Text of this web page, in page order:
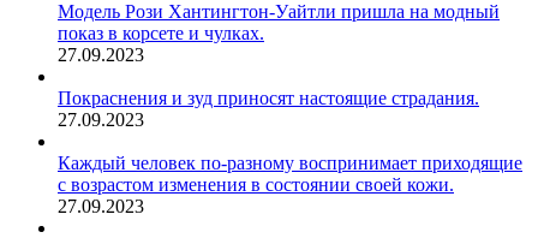
Модель Рози Хантингтон-Уайтли пришла на модный
показ в корсете и чулках.
27.09.2023
Покраснения и зуд приносят настоящие страдания.
27.09.2023
Каждый человек по-разному воспринимает приходящие
с возрастом изменения в состоянии своей кожи.
27.09.2023